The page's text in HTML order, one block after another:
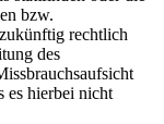
bzw.
rechtlich
des
es hierbei nicht